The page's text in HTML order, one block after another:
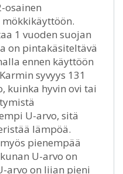
osainen
1 vuoden suojan
on pintakäsiteltävä
ennen käyttöön
syvyys 131
kuinka hyvin ovi tai
U-arvo, sitä
lämpöä.
pienempää
U-arvo on
arvo on liian pieni